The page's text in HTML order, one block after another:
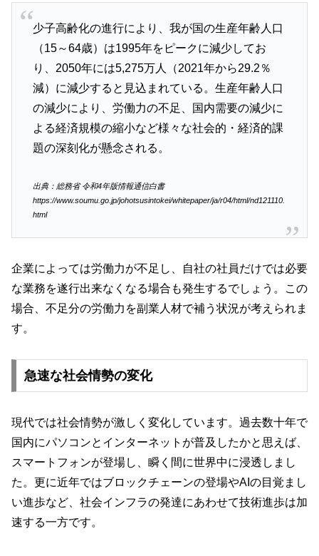
少子高齢化の進行により、我が国の生産年齢人口
（15～64歳）は1995年をピークに減少してお
り、2050年には5,275万人（2021年から29.2％
減）に減少すると見込まれている。生産年齢人口
の減少により、労働力の不足、国内需要の減少に
よる経済規模の縮小など様々な社会的・経済的課
題の深刻化が懸念される。
出典：総務省 令和4年版情報通信白書
https://www.soumu.go.jp/johotsusintokei/whitepaper/ja/r04/html/nd121110.
html
企業によっては労働力が不足し、自社の社員だけでは必要
な業務を遂行出来なくなる場合も発生するでしょう。この
場合、不足分の労働力を副業人材で補う状況が考えられま
す。
急速な社会情勢の変化
現代では社会情勢が激しく変化しています。過去数十年で
国内にパソコンとインターネットが普及したかと思えば、
スマートフォンが登場し、瞬く間に世界中に浸透しまし
た。更に近年ではブロックチェーンの登場やAIの目覚まし
い進歩など、社会インフラの発達にあわせて技術進歩は加
速する一方です。